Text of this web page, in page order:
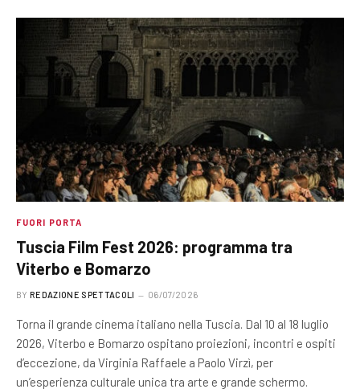
FUORI PORTA
Tuscia Film Fest 2026: programma tra
Viterbo e Bomarzo
BY REDAZIONE SPETTACOLI 06/07/2026
Torna il grande cinema italiano nella Tuscia. Dal 10 al 18 luglio
2026, Viterbo e Bomarzo ospitano proiezioni, incontri e ospiti
d’eccezione, da Virginia Raffaele a Paolo Virzì, per
un’esperienza culturale unica tra arte e grande schermo.